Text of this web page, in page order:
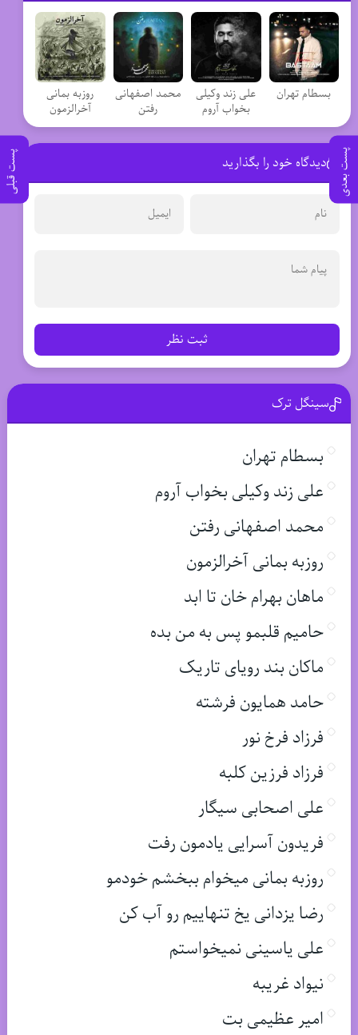
پست بعدی پست قبلی
بسطام تهران
علی زند وکیلی
بخواب آروم
محمد اصفهانی
رفتن
روزبه بمانی
آخرالزمون
دیدگاه خود را بگذارید
ثبت نظر
سینگل ترک
بسطام تهران
علی زند وکیلی بخواب آروم
محمد اصفهانی رفتن
روزبه بمانی آخرالزمون
ماهان بهرام خان تا ابد
حامیم قلبمو پس به من بده
ماکان بند رویای تاریک
حامد همایون فرشته
فرزاد فرخ نور
فرزاد فرزین کلبه
علی اصحابی سیگار
فریدون آسرایی یادمون رفت
روزبه بمانی میخوام ببخشم خودمو
رضا یزدانی یخ تنهاییم رو آب کن
علی یاسینی نمیخواستم
نیواد غریبه
امیر عظیمی بت